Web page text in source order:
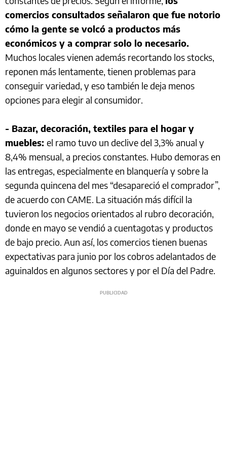
comercios consultados señalaron que fue notorio
cómo la gente se volcó a productos más
económicos y a comprar solo lo necesario.
Muchos locales vienen además recortando los stocks,
reponen más lentamente, tienen problemas para
conseguir variedad, y eso también le deja menos
opciones para elegir al consumidor.
- Bazar, decoración, textiles para el hogar y
muebles: el ramo tuvo un declive del 3,3% anual y
8,4% mensual, a precios constantes. Hubo demoras en
las entregas, especialmente en blanquería y sobre la
segunda quincena del mes “desapareció el comprador”,
de acuerdo con CAME. La situación más difícil la
tuvieron los negocios orientados al rubro decoración,
donde en mayo se vendió a cuentagotas y productos
de bajo precio. Aun así, los comercios tienen buenas
expectativas para junio por los cobros adelantados de
aguinaldos en algunos sectores y por el Día del Padre.